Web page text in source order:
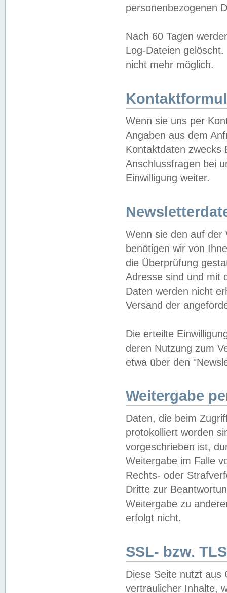
personenbezogenen
Nach 60 Tagen
Log-Dateien
nicht mehr möglich.
Wenn sie uns per
Angaben aus dem
Kontaktdaten zwecks
Anschlussfragen bei
Einwilligung weiter.
Wenn sie den auf der
benötigen wir von
die Überprüfung
Adresse sind und mit
Daten werden nicht
Versand der
Die erteilte
deren Nutzung zum
etwa über den
Weitergabe
Daten, die beim
protokolliert worden
vorgeschrieben ist,
Weitergabe im Falle
Rechts- oder
Dritte zur
Weitergabe zu
erfolgt nicht.
SSL- bzw.
Diese Seite nutzt aus
vertraulicher Inhalte,